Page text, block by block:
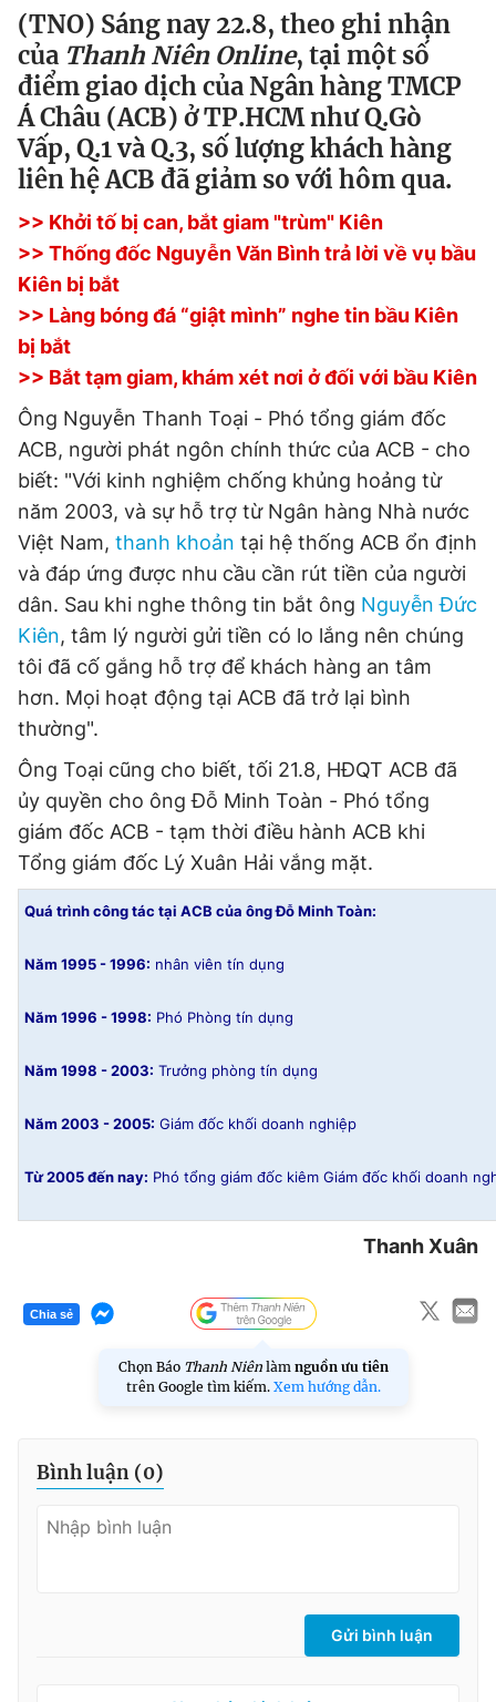
Sản phẩm khác
Tiện ích Bạn cần biết
Thông tin tòa soạn Liên hệ quảng cáo
Đọc Thanh Niên trên điện thoại
Theo dõi báo trên
Hotline
0906 645 777
Liên hệ quảng cáo
0908 780 404
Đặt báo Quảng cáo RSS Tòa soạn Chính sách bảo
Tổng biên tập: Nguyễn Ngọc Toàn
Phó tổng biên tập thường trực: Hải Thành
Phó tổng biên tập: Lâm Hiếu Dũng
Phó tổng biên tập: Trần Việt Hưng
Tổng thư ký tòa soạn: Đức Trung
Giấy phép xuất bản số 110/GP - BTTTT cấp ngày 24.3.2020
chép dưới mọi hình thức nếu không có sự chấp thuận bằng văn
bản. Phát triển bởi ePi Technologies, JSC.
(TNO) Sáng nay 22.8, theo ghi nhận
của Thanh Niên Online, tại một số
điểm giao dịch của Ngân hàng TMCP
Á Châu (ACB) ở TP.HCM như Q.Gò
Vấp, Q.1 và Q.3, số lượng khách hàng
liên hệ ACB đã giảm so với hôm qua.
>> Khởi tố bị can, bắt giam "trùm" Kiên
>> Thống đốc Nguyễn Văn Bình trả lời về vụ bầu
Kiên bị bắt
>> Làng bóng đá “giật mình” nghe tin bầu Kiên
bị bắt
>> Bắt tạm giam, khám xét nơi ở đối với bầu Kiên
Ông Nguyễn Thanh Toại - Phó tổng giám đốc
ACB, người phát ngôn chính thức của ACB - cho
biết: "Với kinh nghiệm chống khủng hoảng từ
năm 2003, và sự hỗ trợ từ Ngân hàng Nhà nước
Việt Nam, thanh khoản tại hệ thống ACB ổn định
và đáp ứng được nhu cầu cần rút tiền của người
dân. Sau khi nghe thông tin bắt ông Nguyễn Đức
Kiên, tâm lý người gửi tiền có lo lắng nên chúng
tôi đã cố gắng hỗ trợ để khách hàng an tâm
hơn. Mọi hoạt động tại ACB đã trở lại bình
thường".
Ông Toại cũng cho biết, tối 21.8, HĐQT ACB đã
ủy quyền cho ông Đỗ Minh Toàn - Phó tổng
giám đốc ACB - tạm thời điều hành ACB khi
Tổng giám đốc Lý Xuân Hải vắng mặt.
Quá trình công tác tại ACB của ông Đỗ Minh Toàn:
Năm 1995 - 1996: nhân viên tín dụng
Năm 1996 - 1998: Phó Phòng tín dụng
Năm 1998 - 2003: Trưởng phòng tín dụng
Năm 2003 - 2005: Giám đốc khối doanh nghiệp
Từ 2005 đến nay: Phó tổng giám đốc kiêm Giám đốc khối doanh
Thanh Xuân
Chia sẻ
Chọn Báo Thanh Niên làm nguồn ưu tiên
trên Google tìm kiếm. Xem hướng dẫn.
Bình luận (0)
Gửi bình luận